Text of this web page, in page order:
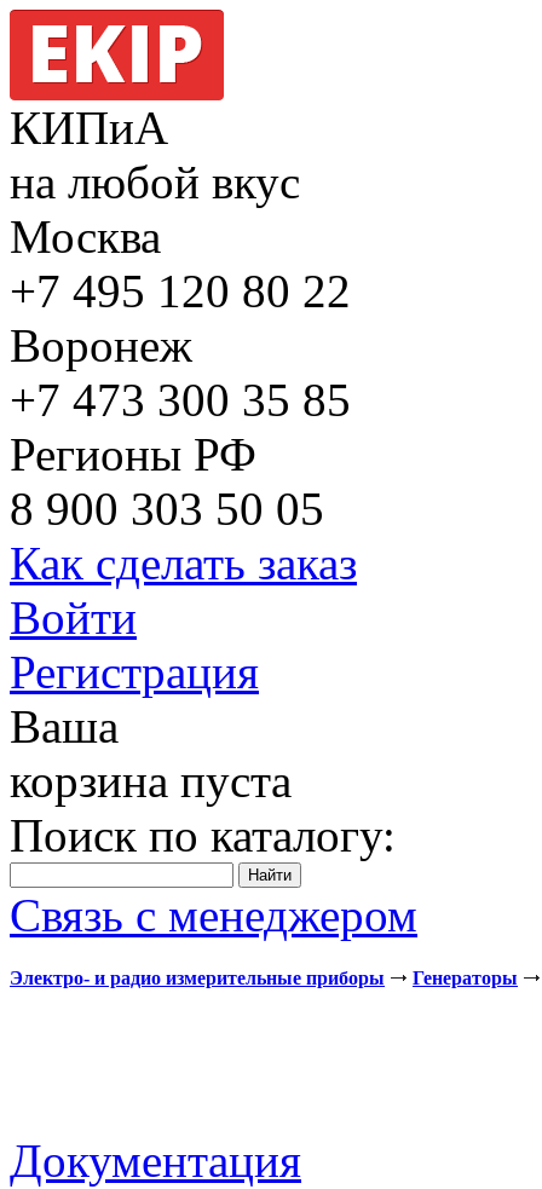
КИПиА
на любой вкус
Москва
+7 495 120 80 22
Воронеж
+7 473 300 35 85
Регионы РФ
8 900 303 50 05
Как сделать заказ
Войти
Регистрация
Ваша
корзина пуста
Поиск по каталогу:
Связь с менеджером
Электро- и радио измерительные приборы Генераторы
Документация